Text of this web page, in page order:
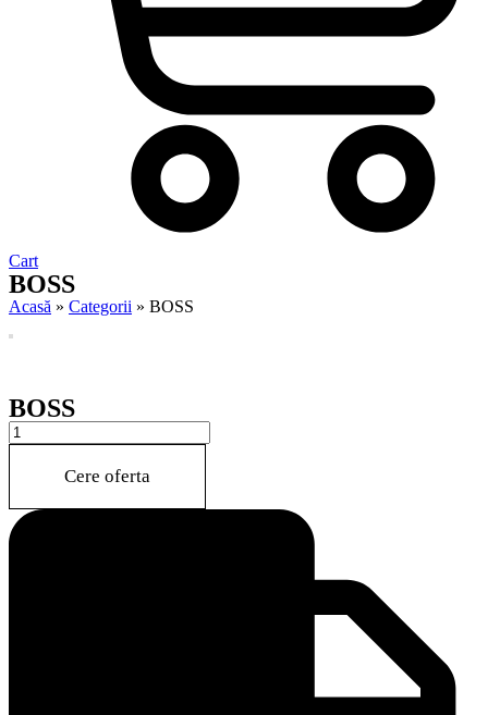
Cart
BOSS
Acasă » Categorii » BOSS
BOSS
BOSS
quantity
Cere oferta